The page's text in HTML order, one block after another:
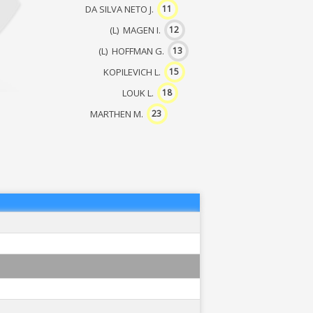
DA SILVA NETO J. 11
(L) MAGEN I. 12
(L) HOFFMAN G. 13
KOPILEVICH L. 15
LOUK L. 18
MARTHEN M. 23